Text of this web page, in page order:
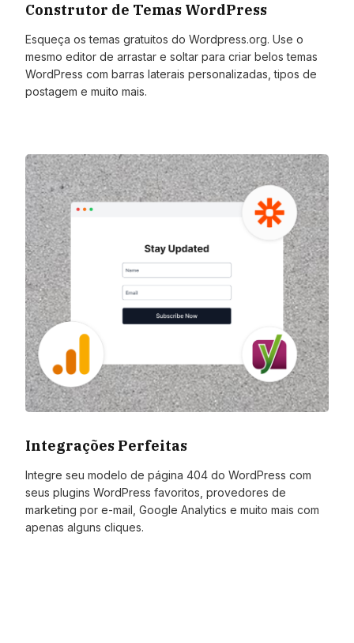
Construtor de Temas WordPress
Esqueça os temas gratuitos do Wordpress.org. Use o
mesmo editor de arrastar e soltar para criar belos temas
WordPress com barras laterais personalizadas, tipos de
postagem e muito mais.
Integrações Perfeitas
Integre seu modelo de página 404 do WordPress com
seus plugins WordPress favoritos, provedores de
marketing por e-mail, Google Analytics e muito mais com
apenas alguns cliques.